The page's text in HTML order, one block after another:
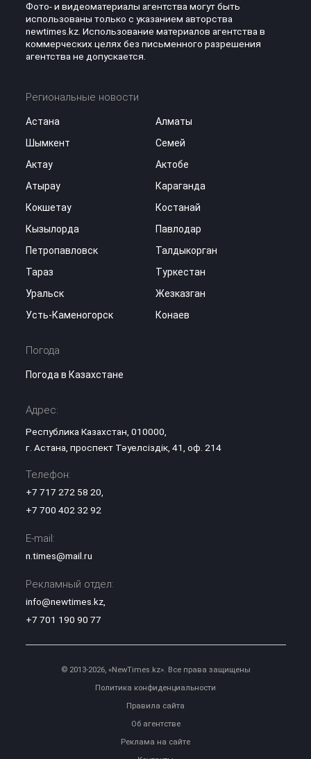
Фото- и видеоматериалы агентства могут быть
использованы только с указанием авторства
newtimes.kz. Использование материалов агентства в
коммерческих целях без письменного разрешения
агентства не допускается.
Региональные новости
Астана
Алматы
Шымкент
Семей
Актау
Актобе
Атырау
Караганда
Кокшетау
Костанай
Кызылорда
Павлодар
Петропавловск
Талдыкорган
Тараз
Туркестан
Уральск
Жезказган
Усть-Каменогорск
Конаев
Погода
Погода в Казахстане
Адрес:
Республика Казахстан, 010000,
г. Астана, проспект Тәуелсіздік, 41, оф. 214
Телефон:
+7 717 272 58 20
+7 700 402 32 92
E-mail:
n.times@mail.ru
Рекламный отдел:
info@newtimes.kz,
+7 701 190 90 77
© 2013-2026, «NewTimes.kz». Все права защищены
Политика конфиденциальности
Правила сайта
Об агентстве
Реклама на сайте